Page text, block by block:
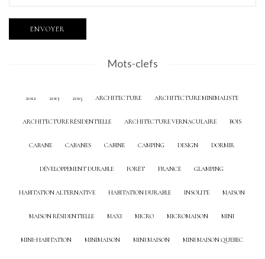
Mots-clefs
2012 2013 2015 ARCHITECTURE ARCHITECTURE MINIMALISTE
ARCHITECTURE RÉSIDENTIELLE ARCHITECTURE VERNACULAIRE BOIS
CABANE CABANES CABINE CAMPING DESIGN DORMIR
DÉVELOPPEMENT DURABLE FORÊT FRANCE GLAMPING
HABITATION ALTERNATIVE HABITATION DURABLE INSOLITE MAISON
MAISON RÉSIDENTIELLE MAXI MICRO MICROMAISON MINI
MINI-HABITATION MINIMAISON MINI MAISON MINI MAISON QUEBEC